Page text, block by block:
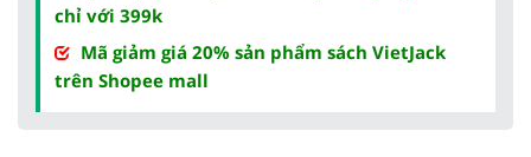
chỉ với 399k
Mã giảm giá 20% sản phẩm sách VietJack
trên Shopee mall